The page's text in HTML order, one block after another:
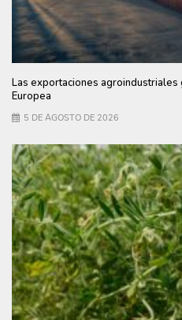
Las exportaciones agroindustriales
Europea
5 DE AGOSTO DE 2026